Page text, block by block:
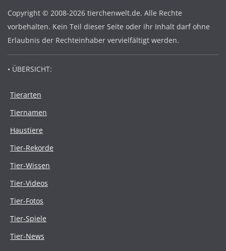
Copyright © 2008-2026 tierchenwelt.de. Alle Rechte
vorbehalten. Kein Teil dieser Seite oder ihr Inhalt darf ohne
Erlaubnis der Rechteinhaber vervielfältigt werden.
• ÜBERSICHT:
Tierarten
Tiernamen
Haustiere
Tier-Rekorde
Tier-Wissen
Tier-Videos
Tier-Fotos
Tier-Spiele
Tier-News